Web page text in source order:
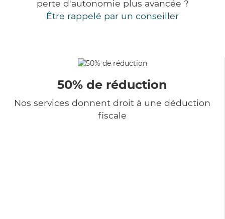
perte d'autonomie plus avancée ?
Être rappelé par un conseiller
50% de réduction
Nos services donnent droit à une déduction
fiscale